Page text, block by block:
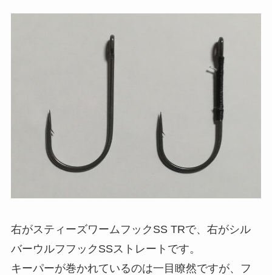
右がスティーズワームフックSS TRで、右がシル
バーウルフフックSSストレートです。
キーパーが巻かれているのは一目瞭然ですが、フ